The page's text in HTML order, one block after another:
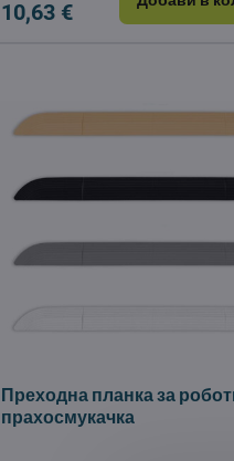
10,63 €
Преходна планка за
прахосмукачка